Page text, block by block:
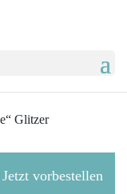
Glitzer
Jetzt vorbestellen